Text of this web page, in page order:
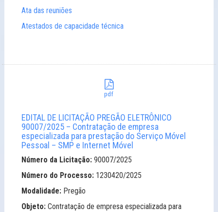
Ata das reuniões
Atestados de capacidade técnica
pdf
EDITAL DE LICITAÇÃO PREGÃO ELETRÔNICO
90007/2025 – Contratação de empresa
especializada para prestação do Serviço Móvel
Pessoal – SMP e Internet Móvel
Número da Licitação: 90007/2025
Número do Processo: 1230420/2025
Modalidade: Pregão
Objeto: Contratação de empresa especializada para